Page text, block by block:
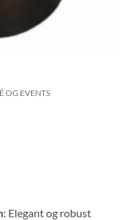
OG EVENTS
: Elegant og robust